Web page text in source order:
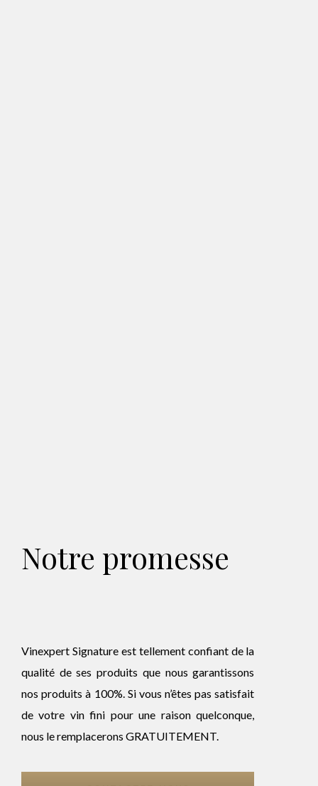
Notre promesse
Vinexpert Signature est tellement confiant de la
qualité de ses produits que nous garantissons
nos produits à 100%. Si vous n’êtes pas satisfait
de votre vin fini pour une raison quelconque,
nous le remplacerons GRATUITEMENT.